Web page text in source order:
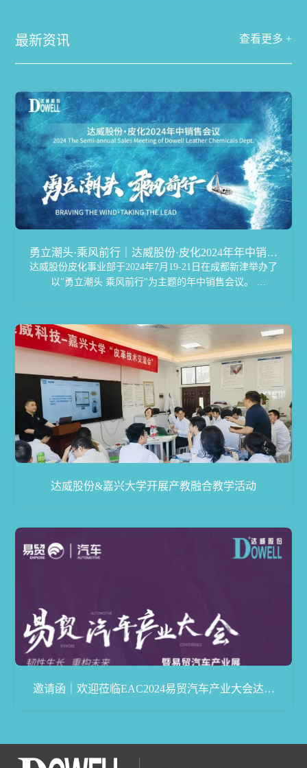
最新资讯 查看更多 +
勇立潮头·乘风前行｜达威股份·皮化2024年年中销售
会议完美落幕
达威股份皮化事业部于2024年7月19-21日在成都新津举办了
以"勇立潮头 乘风前行"为主题的年中销售会议。
达威股份&嘉兴大学开展产教融合教学活动
邀请函｜欢迎莅临EAC2024易贸汽车产业大会达威